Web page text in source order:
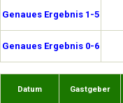
Genaues Ergebnis 1-5
Genaues Ergebnis 0-6
Datum Gastgeber